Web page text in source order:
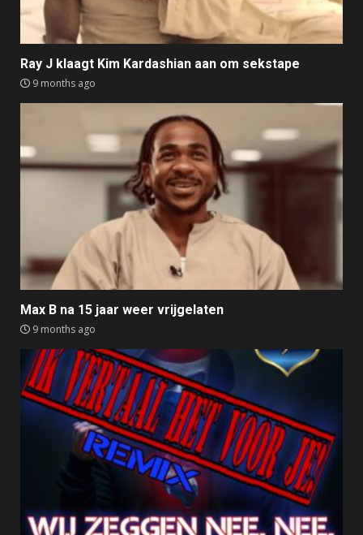
Ray J klaagt Kim Kardashian aan om sekstape
9 months ago
Max B na 15 jaar weer vrijgelaten
9 months ago